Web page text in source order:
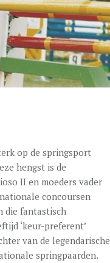
op de springsport
hengst is de
II en moeders vader
concoursen
die fantastisch
‘keur-preferent’
van de legendarische
springpaarden.